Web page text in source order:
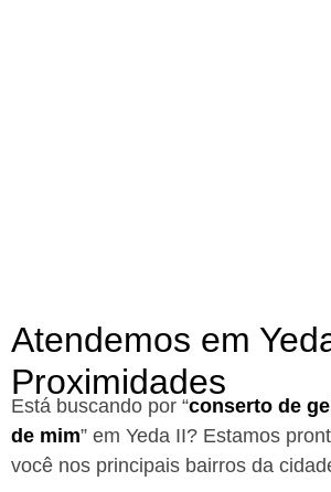
Atendemos em
Proximidades
Está buscando por “conserto de
de mim” em Yeda II? Estamos
você nos principais bairros da